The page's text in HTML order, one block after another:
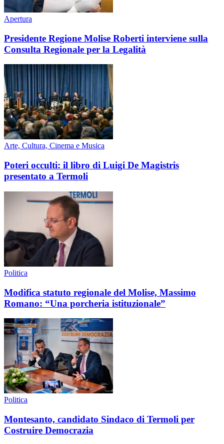
Apertura
Presidente Regione Molise Roberti interviene sulla
Consulta Regionale per la Legalità
Arte, Cultura, Cinema e Musica
Poteri occulti: il libro di Luigi De Magistris
presentato a Termoli
Politica
Modifica statuto regionale del Molise, Massimo
Romano: “Una porcheria istituzionale”
Politica
Montesanto, candidato Sindaco di Termoli per
Costruire Democrazia